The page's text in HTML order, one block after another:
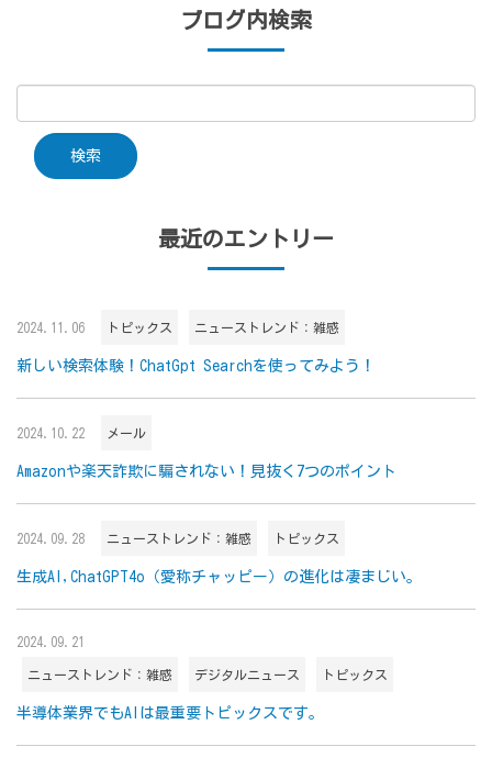
ブログ内検索
最近のエントリー
2024.11.06 トピックス ニューストレンド：雑感
新しい検索体験！ChatGpt Searchを使ってみよう！
2024.10.22 メール
Amazonや楽天詐欺に騙されない！見抜く7つのポイント
2024.09.28 ニューストレンド：雑感 トピックス
生成AI,ChatGPT4o（愛称チャッピー）の進化は凄まじい。
2024.09.21
ニューストレンド：雑感 デジタルニュース トピックス
半導体業界でもAIは最重要トピックスです。